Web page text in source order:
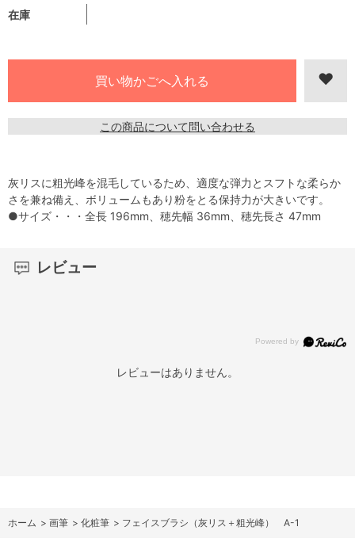
在庫
この商品について問い合わせる
灰リスに粗光峰を混毛しているため、適度な弾力とスフトな柔らか
さを兼ね備え、ボリュームもあり粉をとる保持力が大きいです。
●サイズ・・・全長 196mm、穂先幅 36mm、穂先長さ 47mm
レビュー
レビューはありません。
ホーム > 画筆 > 化粧筆 > フェイスブラシ（灰リス＋粗光峰） A-1